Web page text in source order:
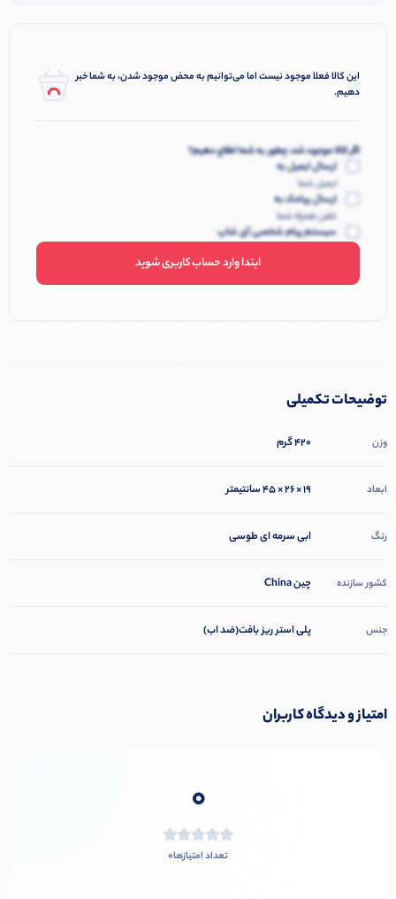
این کالا فعلا موجود نیست اما می‌توانیم به محض موجود شدن، به شما خبر
دهیم.
اگر کالا موجود شد، چطور به شما اطلاع دهیم؟
ارسال ایمیل به
ایمیل شما
ارسال پیامک به
تلفن همراه شما
سیستم پیام شخصی آی شاپ
ابتدا وارد حساب کاربری شوید
توضیحات تکمیلی
وزن 420 گرم
ابعاد 19 × 26 × 45 سانتیمتر
رنگ ابی سرمه ای طوسی
کشور سازنده چین China
جنس پلی استر ریز بافت(ضد اب)
امتیاز و دیدگاه کاربران
0
تعداد امتیازها0